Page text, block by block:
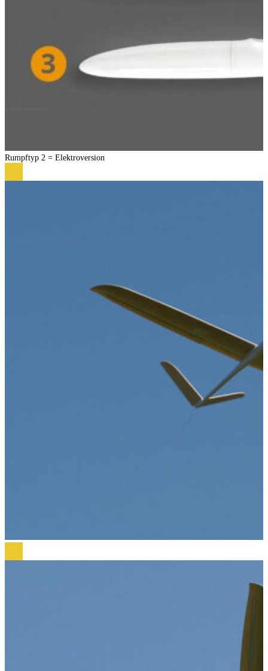
Rumpftyp 2 = Elektroversion